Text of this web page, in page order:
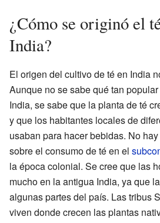
¿Cómo se originó el
India?
El origen del cultivo de té en India
Aunque no se sabe qué tan
India, se sabe que la planta de té
y que los habitantes locales de
usaban para hacer bebidas. No
sobre el consumo de té en el
la época colonial. Se cree que las
mucho en la antigua India, ya que
algunas partes del país. Las tribus
viven donde crecen las plantas